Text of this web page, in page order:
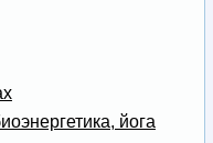
йога